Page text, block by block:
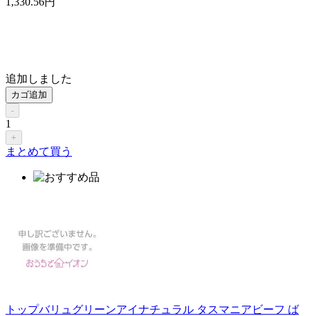
追加しました
カゴ追加
-
1
+
まとめて買う
トップバリュグリーンアイナチュラル タスマニアビーフ ば